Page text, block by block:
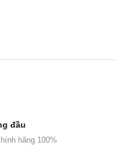
đầu
hãng 100%